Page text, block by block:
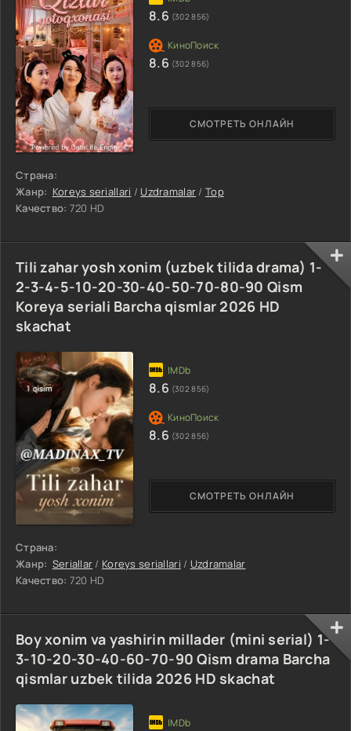
Страна:
Жанр: Koreys seriallari / Uzdramalar / Top
Качество: 720 HD
СМОТРЕТЬ ОНЛАЙН
8.6 (302 856)
8.6 (302 856)
Tili zahar yosh xonim (uzbek tilida drama) 1-
2-3-4-5-10-20-30-40-50-70-80-90 Qism
Koreya seriali Barcha qismlar 2026 HD
skachat
Страна:
Жанр: Seriallar / Koreys seriallari / Uzdramalar
Качество: 720 HD
СМОТРЕТЬ ОНЛАЙН
8.6 (302 856)
8.6 (302 856)
Boy xonim va yashirin millader (mini serial) 1-
3-10-20-30-40-60-70-90 Qism drama Barcha
qismlar uzbek tilida 2026 HD skachat